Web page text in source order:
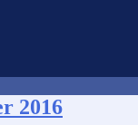
2016